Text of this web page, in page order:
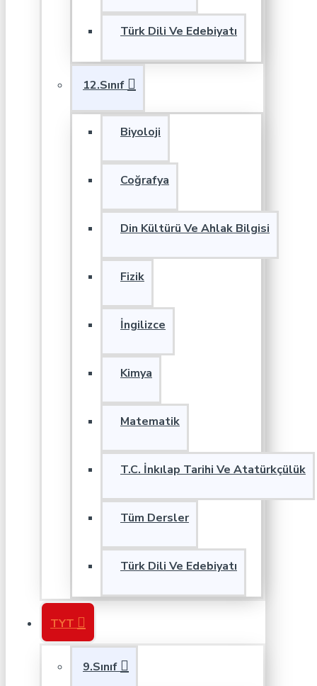
Türk Dili Ve Edebiyatı
12.Sınıf
Biyoloji
Coğrafya
Din Kültürü Ve Ahlak Bilgisi
Fizik
İngilizce
Kimya
Matematik
T.C. İnkılap Tarihi Ve Atatürkçülük
Tüm Dersler
Türk Dili Ve Edebiyatı
TYT
9.Sınıf